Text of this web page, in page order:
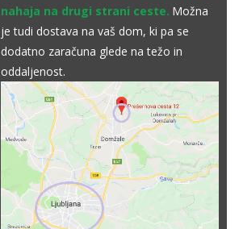
nahaja na drugi strani ceste. Možna
je tudi dostava na vaš dom, ki pa se
dodatno zaračuna glede na težo in
oddaljenost.